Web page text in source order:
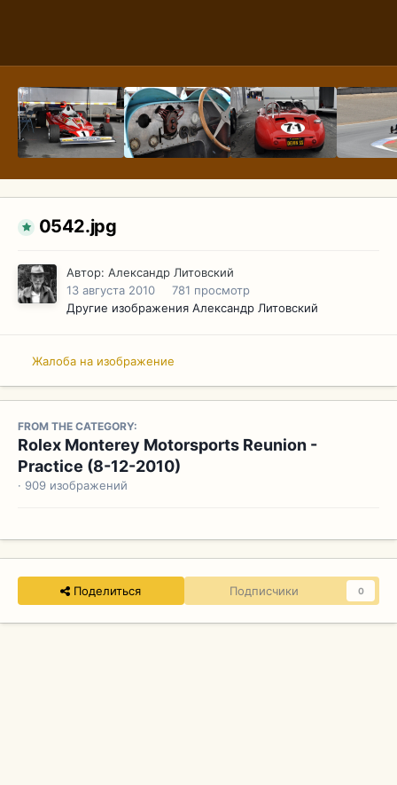
0542.jpg
Автор: Александр Литовский
13 августа 2010
781 просмотр
Другие изображения Александр Литовский
Жалоба на изображение
FROM THE CATEGORY:
Rolex Monterey Motorsports Reunion -
Practice (8-12-2010)
· 909 изображений
Поделиться Подписчики 0